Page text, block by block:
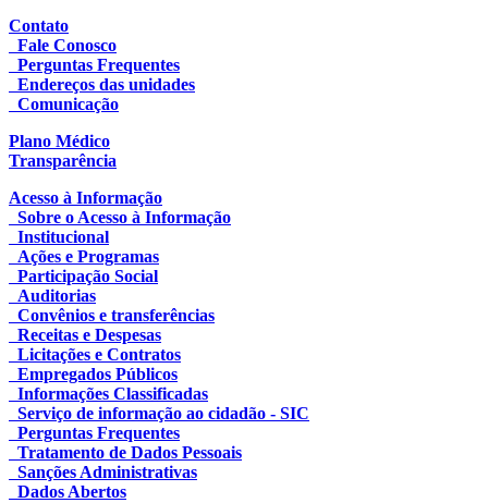
Contato
Fale Conosco
Perguntas Frequentes
Endereços das unidades
Comunicação
Plano Médico
Transparência
Acesso à Informação
Sobre o Acesso à Informação
Institucional
Ações e Programas
Participação Social
Auditorias
Convênios e transferências
Receitas e Despesas
Licitações e Contratos
Empregados Públicos
Informações Classificadas
Serviço de informação ao cidadão - SIC
Perguntas Frequentes
Tratamento de Dados Pessoais
Sanções Administrativas
Dados Abertos